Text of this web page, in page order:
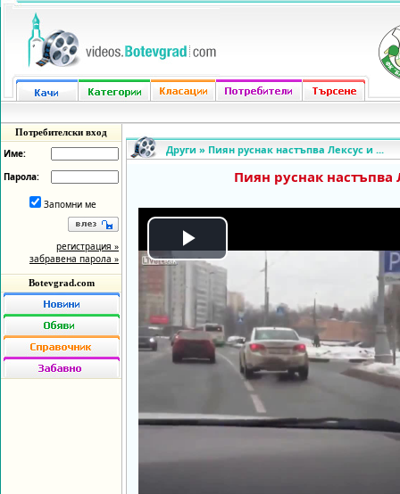
Потребителски вход
Име:
Парола:
Запомни ме
регистрация »
забравена парола »
Botevgrad.com
Други » Пиян руснак настъпва Лексус и ...
Пиян руснак настъпва
Play
Video